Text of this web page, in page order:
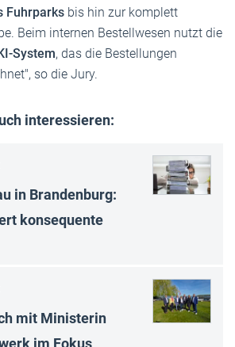
Fuhrparks bis hin zur komplett
Beim internen Bestellwesen nutzt die
System, das die Bestellungen
so die Jury.
interessieren:
in Brandenburg:
konsequente
mit Ministerin
im Fokus